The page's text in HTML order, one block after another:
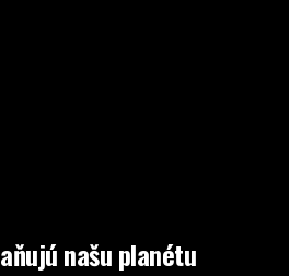
našu planétu